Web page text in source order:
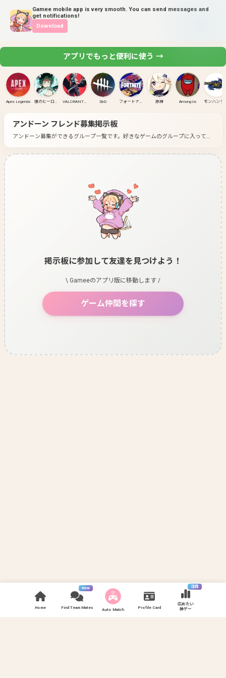
Gamee mobile app is very smooth. You can send messages and
get notifications!
Download
Home
New
Find Team Mates Auto Match Profile Card
注目
広めたい
神ゲー
アプリでもっと便利に使う →
Apex Legends 僕のヒーローアカデミア ULTRA RUMBLE VALORANT(PC) DbD フォートナイト 原神 Among Us
アンドーン フレンド募集掲示板
アンドーン募集ができるグループ一覧です。 好きなゲームのグループに入って募
掲示板に参加して友達を見つけよう！
\ Gameeのアプリ版に移動します /
ゲーム仲間を探す